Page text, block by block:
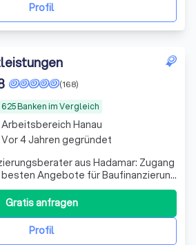
Profil
625 Banken im Vergleich
(168)
aus Hadamar: Zugang
besten Angebote für Baufinanzierung
unverbindlich. Ergänzend:
Profil
Gratis anfragen
Arbeitsbereich Hanau
Vor 4 Jahren gegründet